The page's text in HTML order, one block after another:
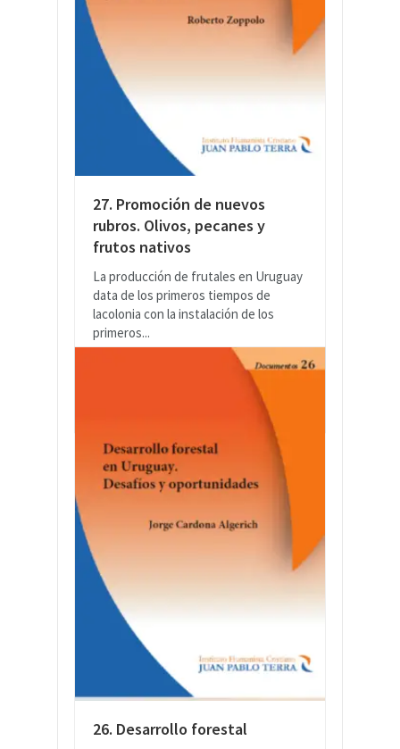
27. Promoción de nuevos
rubros. Olivos, pecanes y
frutos nativos
La producción de frutales en Uruguay
data de los primeros tiempos de
lacolonia con la instalación de los
primeros...
26. Desarrollo forestal